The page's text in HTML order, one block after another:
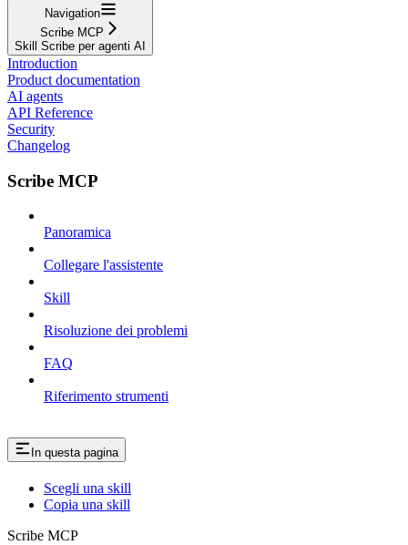
Navigation
Scribe MCP
Skill Scribe per agenti AI
Introduction
Product documentation
AI agents
API Reference
Security
Changelog
Scribe MCP
Panoramica
Collegare l'assistente
Skill
Risoluzione dei problemi
FAQ
Riferimento strumenti
In questa pagina
Scegli una skill
Copia una skill
Scribe MCP